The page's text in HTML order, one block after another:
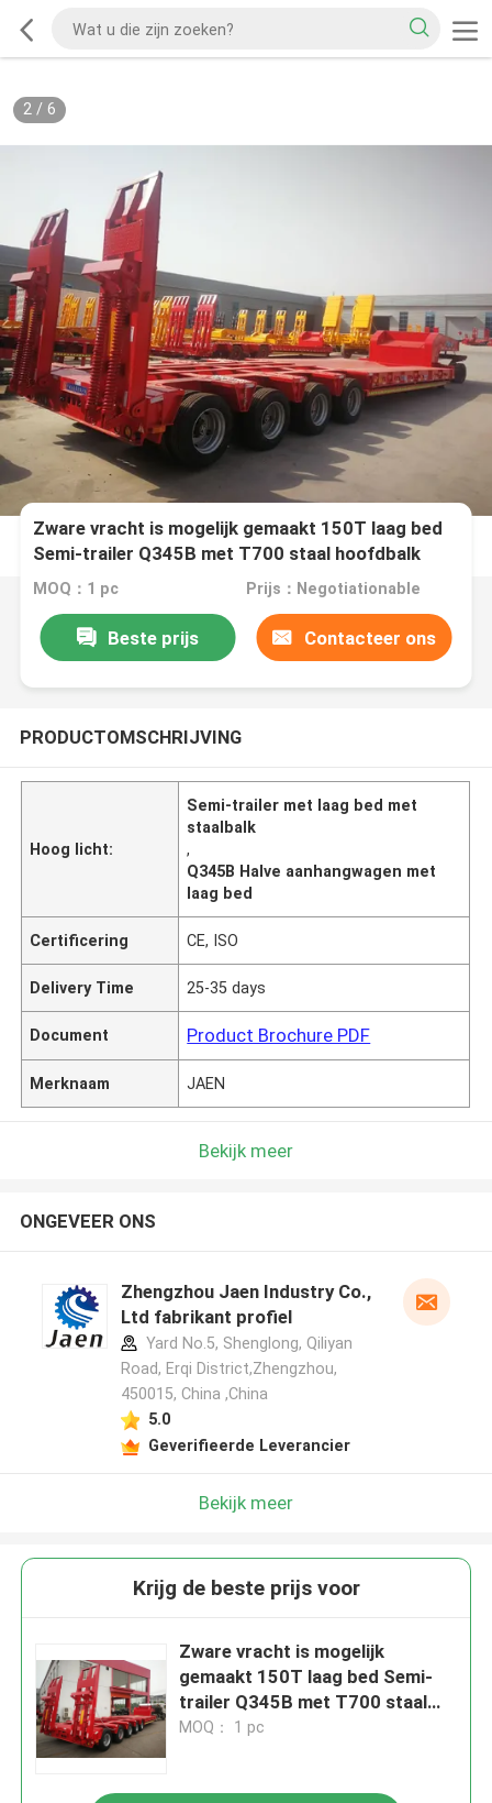
2/ 6
Zware vracht is mogelijk gemaakt 150T laag bed
Semi-trailer Q345B met T700 staal hoofdbalk
MOQ：1 pc Prijs：Negotiationable
Beste prijs Contacteer ons
PRODUCTOMSCHRIJVING
Hoog licht:
Semi-trailer met laag bed met
staalbalk
,
Q345B Halve aanhangwagen met
laag bed
Certificering CE, ISO
Delivery Time 25-35 days
Document Product Brochure PDF
Merknaam JAEN
Bekijk meer
ONGEVEER ONS
Zhengzhou Jaen Industry Co.,
Ltd fabrikant profiel
Yard No.5, Shenglong, Qiliyan
Road, Erqi District,Zhengzhou,
450015, China ,China
5.0
Geverifieerde Leverancier
Bekijk meer
Krijg de beste prijs voor
Zware vracht is mogelijk
gemaakt 150T laag bed Semi-
trailer Q345B met T700 staal
hoofdbalk
MOQ： 1 pc